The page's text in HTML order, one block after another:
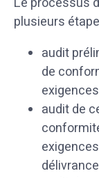
plusieurs
audit
de
audit de